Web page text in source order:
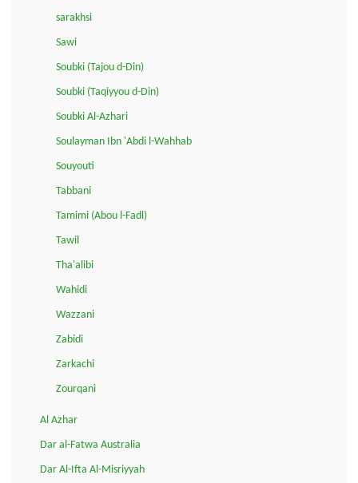
sarakhsi
Sawi
Soubki (Tajou d-Din)
Soubki (Taqiyyou d-Din)
Soubki Al-Azhari
Soulayman Ibn 'Abdi l-Wahhab
Souyouti
Tabbani
Tamimi (Abou l-Fadl)
Tawil
Tha'alibi
Wahidi
Wazzani
Zabidi
Zarkachi
Zourqani
Al Azhar
Dar al-Fatwa Australia
Dar Al-Ifta Al-Misriyyah